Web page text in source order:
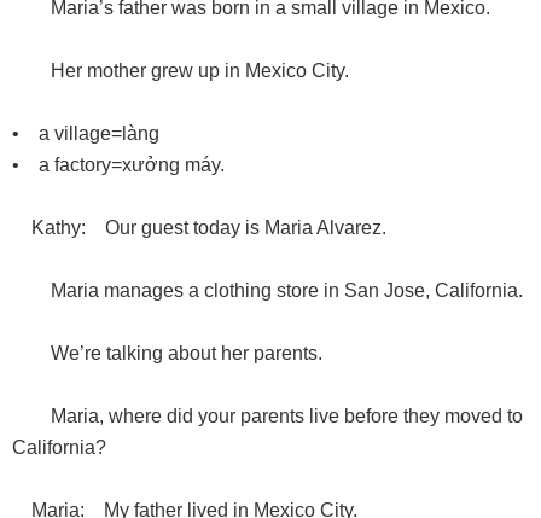
Maria’s father was born in a small village in Mexico.
Her mother grew up in Mexico City.
• a village=làng
• a factory=xưởng máy.
Kathy: Our guest today is Maria Alvarez.
Maria manages a clothing store in San Jose, California.
We’re talking about her parents.
Maria, where did your parents live before they moved to
California?
Maria: My father lived in Mexico City.